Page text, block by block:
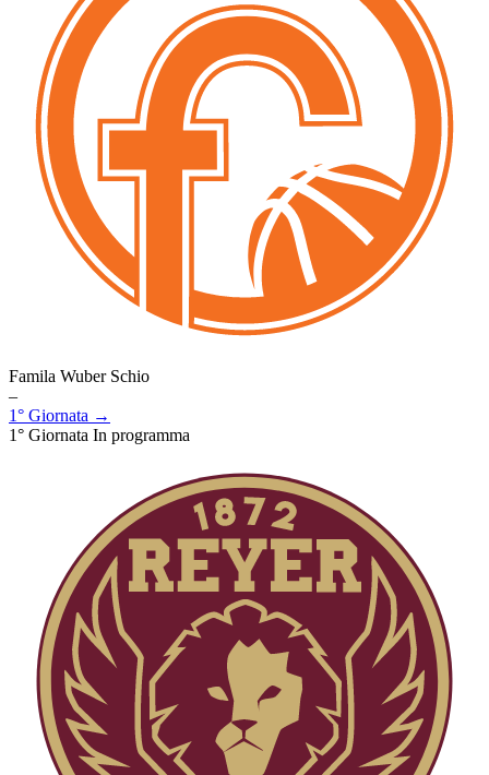
Famila Wuber Schio
–
1° Giornata →
1° Giornata In programma